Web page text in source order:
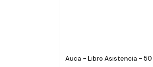
Auca - Libro Asistencia - 50